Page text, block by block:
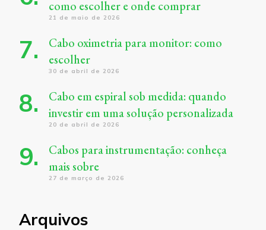
como escolher e onde comprar
21 de maio de 2026
Cabo oximetria para monitor: como
escolher
30 de abril de 2026
Cabo em espiral sob medida: quando
investir em uma solução personalizada
20 de abril de 2026
Cabos para instrumentação: conheça
mais sobre
27 de março de 2026
Arquivos